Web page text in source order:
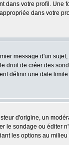
dans votre profil. Une
dans votre
message d'un
droit de créer des
définir une date
d'origine, un
sondage ou
les options au